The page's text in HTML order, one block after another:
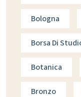
Bologna
Borsa Di
Botanica
Bronzo